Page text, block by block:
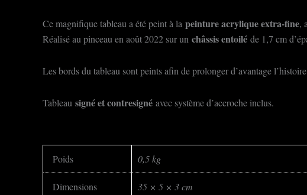
Ce magnifique tableau a été peint à la peinture acrylique extra-fine,
Réalisé au pinceau en août 2022 sur un châssis entoilé de 1,7 cm
Les bords du tableau sont peints afin de prolonger d’avantage
Tableau signé et contresigné avec système d’accroche inclus.
Poids 0,5 kg
Dimensions 35 × 5 × 3 cm